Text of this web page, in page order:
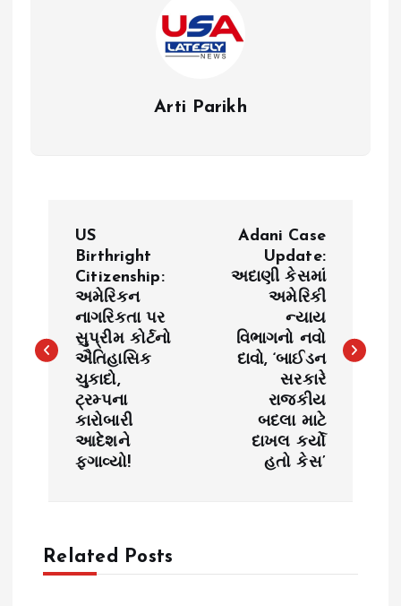
Arti Parikh
t
g
US
Birthright
Citizenship:
અમેરિકન
નાગરિકતા પર
સુપ્રીમ કોર્ટનો
ઐતિહાસિક
ચુકાદો,
ટ્રમ્પના
કારોબારી
આદેશને
ફગાવ્યો!
Adani Case
Update:
અદાણી કેસમાં
અમેરિકી
ન્યાય
વિભાગનો નવો
દાવો, ‘બાઈડન
સરકારે
રાજકીય
બદલા માટે
દાખલ કર્યો
હતો કેસ’
Related Posts